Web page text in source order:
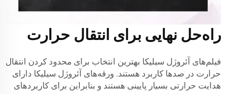
راه‌حل نهایی برای انتقال حرارت
فیلم‌های آئروژل سیلیکا بهترین انتخاب برای محدود کردن انتقال
حرارت در صدها کاربرد هستند. ورقه‌های آئروژل سیلیکا دارای
هدایت حرارتی بسیار پایینی هستند و بنابراین برای کاربردهای